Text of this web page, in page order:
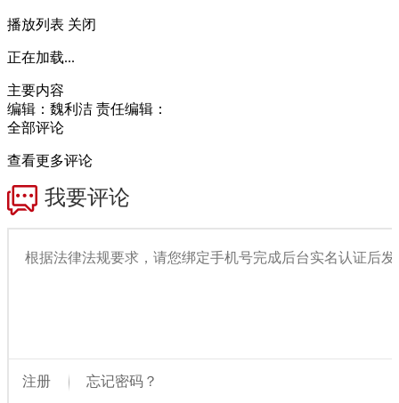
播放列表 关闭
正在加载...
主要内容
编辑：魏利洁 责任编辑：
全部评论
查看更多评论